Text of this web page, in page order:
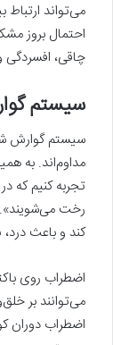
احتمال بروز
چاقی، افسردگی
سیستم
سیستم گوارش
مداوم‌اند. به
تجربه کنیم که
رخت می‌شویند».
کند و باعث
اضطراب روی
می‌توانند بر
اضطراب دوران